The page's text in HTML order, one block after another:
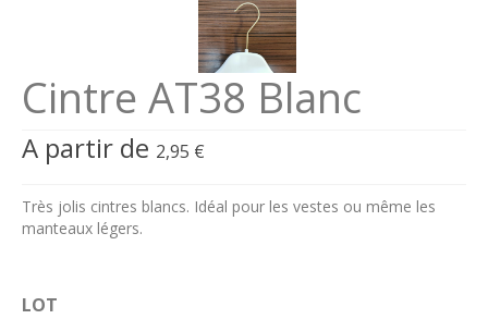
Cintre AT38 Blanc
A partir de 2,95 €
Très jolis cintres blancs. Idéal pour les vestes ou même les
manteaux légers.
LOT